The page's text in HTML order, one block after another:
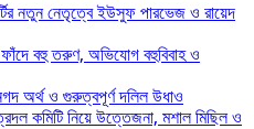
নতুন নেতৃত্বে ইউসুফ পারভেজ ও রায়েদ
বহু তরুণ, অভিযোগ বহুবিবাহ ও
অর্থ ও গুরুত্বপূর্ণ দলিল উধাও
কমিটি নিয়ে উত্তেজনা, মশাল মিছিল ও